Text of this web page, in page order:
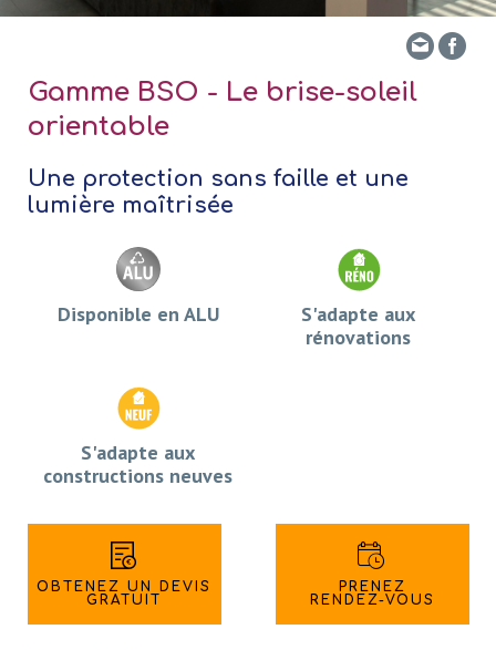
Gamme BSO - Le brise-soleil
orientable
Une protection sans faille et une
lumière maîtrisée
Disponible en ALU
S'adapte aux
rénovations
S'adapte aux
constructions neuves
OBTENEZ UN DEVIS
GRATUIT
PRENEZ
RENDEZ-VOUS